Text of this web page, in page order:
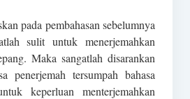
pada pembahasan sebelumnya
sulit untuk menerjemahkan
Maka sangatlah disarankan
penerjemah tersumpah bahasa
keperluan menterjemahkan